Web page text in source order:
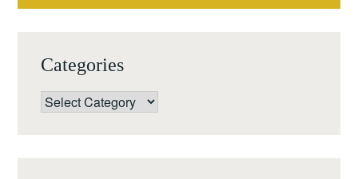
Categories
Categories